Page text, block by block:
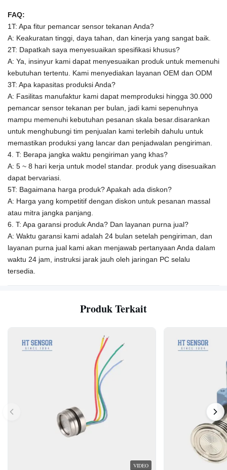
FAQ:
1T: Apa fitur pemancar sensor tekanan Anda?
A: Keakuratan tinggi, daya tahan, dan kinerja yang sangat baik.
2T: Dapatkah saya menyesuaikan spesifikasi khusus?
A: Ya, insinyur kami dapat menyesuaikan produk untuk memenuhi
kebutuhan tertentu.
Kami menyediakan layanan OEM dan ODM
3T: Apa kapasitas produksi Anda?
A: Fasilitas manufaktur kami dapat memproduksi hingga 30.000
pemancar sensor tekanan per bulan, jadi kami sepenuhnya
mampu memenuhi kebutuhan pesanan skala besar.disarankan
untuk menghubungi tim penjualan kami terlebih dahulu untuk
memastikan produksi yang lancar dan penjadwalan pengiriman.
4. T: Berapa jangka waktu pengiriman yang khas?
A: 5 ~ 8 hari kerja untuk model standar. produk yang disesuaikan
dapat bervariasi.
5T: Bagaimana harga produk? Apakah ada diskon?
A: Harga yang kompetitif dengan diskon untuk pesanan massal
atau mitra jangka panjang.
6. T: Apa garansi produk Anda? Dan layanan purna jual?
A: Waktu garansi kami adalah 24 bulan setelah pengiriman, dan
layanan purna jual kami akan menjawab pertanyaan Anda dalam
waktu 24 jam, instruksi jarak jauh oleh jaringan PC selalu
tersedia.
Produk Terkait
VIDEO